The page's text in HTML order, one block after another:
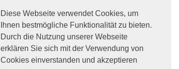
Diese Webseite verwendet Cookies, um
Ihnen bestmögliche Funktionalität zu bieten.
Durch die Nutzung unserer Webseite
erklären Sie sich mit der Verwendung von
Cookies einverstanden und akzeptieren